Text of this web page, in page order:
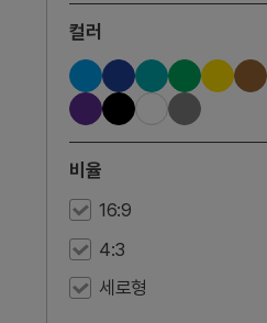
컬러
비율
16:9
4:3
세로형